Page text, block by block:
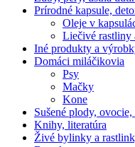
Prírodné kapsule,
Oleje v
Liečivé rastliny
Iné produkty a
Domáci miláčikovia
Psy
Mačky
Kone
Sušené plody,
Knihy, literatúra
Živé bylinky a